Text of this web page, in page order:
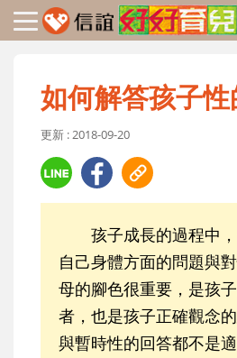
如何解答孩子性
更新 : 2018-09-20
孩子成長的過程中，
自己身體方面的問題與
母的腳色很重要，是孩
者，也是孩子正確觀念
與暫時性的回答都不是